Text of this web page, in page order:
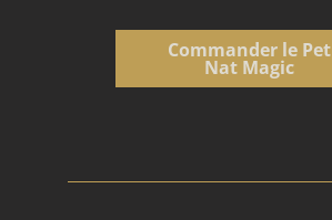
Commander le Pet
Nat Magic